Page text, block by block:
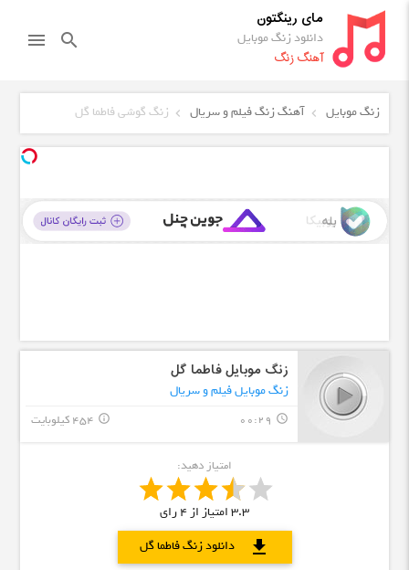
مای رینگتون
دانلود زنگ موبایل
آهنگ زنگ
search
menu
زنگ موبایل آهنگ زنگ فیلم و سریال زنگ گوشی فاطما گل
زنگ موبایل فاطما گل
زنگ موبایل فیلم و سریال
query_builder
00:29 454 کیلوبایت info_outline
امتیاز دهید:
3.3امتیاز از4رای
دانلود زنگ فاطما گل
download